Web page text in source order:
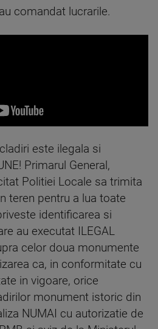
comandat lucrarile.
este ilegala si
Primarul General,
Politiei Locale sa trimita
teren pentru a lua toate
identificarea si
au executat ILEGAL
celor doua monumente
ca, in conformitate cu
in vigoare, orice
monument istoric din
NUMAI cu autorizatie de